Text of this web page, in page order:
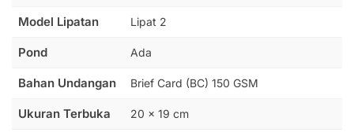
Model Lipatan Lipat 2
Pond Ada
Bahan Undangan Brief Card (BC) 150 GSM
Ukuran Terbuka 20 x 19 cm